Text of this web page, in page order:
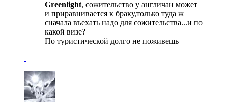
Greenlight, сожительство у англичан может
и приравнивается к браку,только туда ж
сначала въехать надо для сожительства...и по
какой визе?
По туристической долго не поживешь